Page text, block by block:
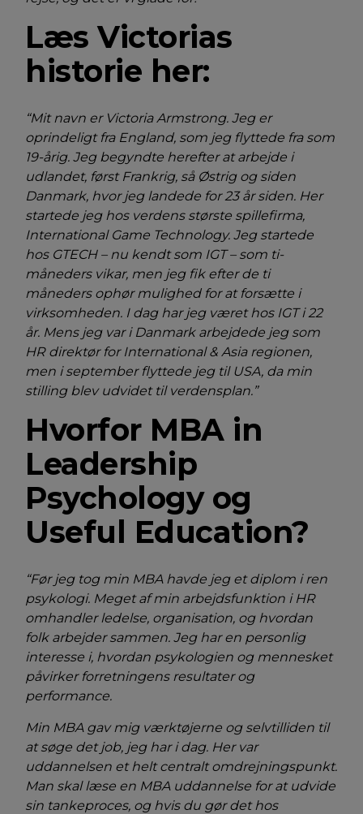
Læs Victorias
historie her:
“Mit navn er Victoria Armstrong. Jeg er
oprindeligt fra England, som jeg flyttede fra som
19-årig. Jeg begyndte herefter at arbejde i
udlandet, først Frankrig, så Østrig og siden
Danmark, hvor jeg landede for 23 år siden. Her
startede jeg hos verdens største spillefirma,
International Game Technology. Jeg startede
hos GTECH – nu kendt som IGT – som ti-
måneders vikar, men jeg fik efter de ti
måneders ophør mulighed for at forsætte i
virksomheden. I dag har jeg været hos IGT i 22
år. Mens jeg var i Danmark arbejdede jeg som
HR direktør for International & Asia regionen,
men i september flyttede jeg til USA, da min
stilling blev udvidet til verdensplan.”
Hvorfor MBA in
Leadership
Psychology og
Useful Education?
“Før jeg tog min MBA havde jeg et diplom i ren
psykologi. Meget af min arbejdsfunktion i HR
omhandler ledelse, organisation, og hvordan
folk arbejder sammen. Jeg har en personlig
interesse i, hvordan psykologien og mennesket
påvirker forretningens resultater og
performance.
Min MBA gav mig værktøjerne og selvtilliden til
at søge det job, jeg har i dag. Her var
uddannelsen et helt centralt omdrejningspunkt.
Man skal læse en MBA uddannelse for at udvide
sin tankeproces, og hvis du gør det hos